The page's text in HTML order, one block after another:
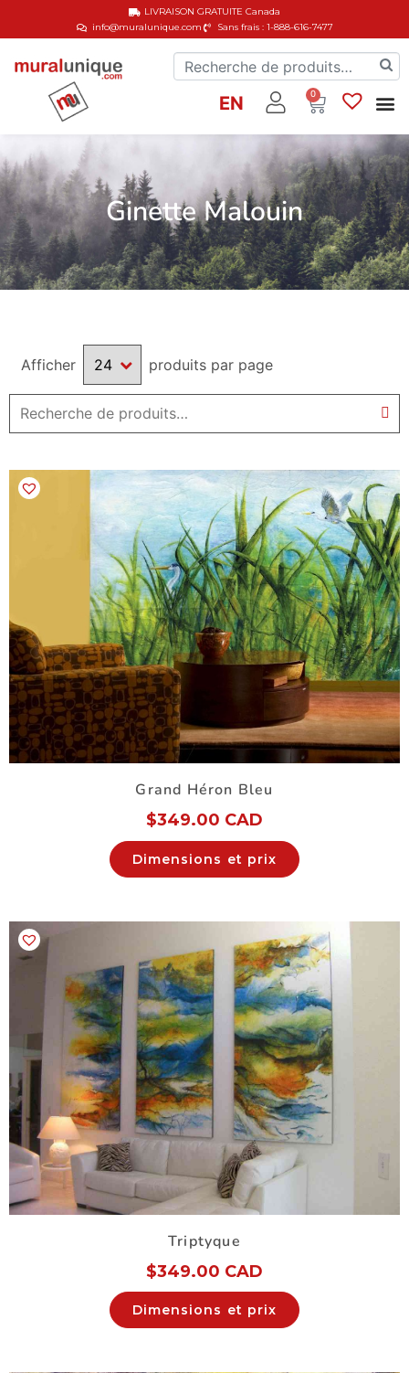
info@muralunique.com Sans frais : 1-888-616-7477
LIVRAISON GRATUITECanada
EN 0
Ginette Malouin
Afficher produits par page
Grand Héron Bleu
$349.00 CAD
Dimensions et prix
Triptyque
$349.00 CAD
Dimensions et prix